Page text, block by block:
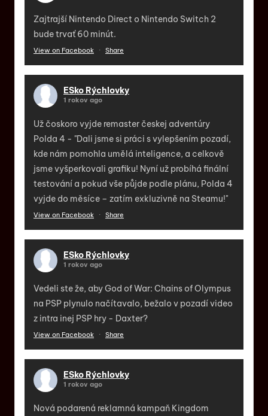
Zajtrajší Nintendo Direct o Nintendo Switch 2
bude trvať 60 minút.
View on Facebook · Share
ESko Rýchlovky
1 rokov ago
Už čoskoro vyjde remaster českej adventúry
Polda 4 - "Dali jsme si práci s vylepšením pozadí,
kde nám pomohla umělá inteligence, a celkově
jsme vyšperkovali grafiku! Nyní už probíhá finální
testování a pokud vše půjde podle plánu, Polda 4
vyjde do měsíce – zatím exkluzivně na Steamu!"
View on Facebook · Share
ESko Rýchlovky
1 rokov ago
Vedeli ste že, aby God of War: Chains of Olympus
na PSP plynulo načítavalo, bežalo v pozadí video
z intra inej PSP hry - Daxter?
View on Facebook · Share
ESko Rýchlovky
1 rokov ago
Nová podarená reklamná kampaň Kingdom